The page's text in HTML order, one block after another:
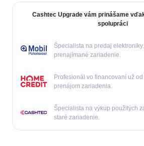
Cashtec Upgrade vám prinášame
spolupráci
Špecialista na predaj
prenajímané zariadenie.
Profesionál vo financovaní už
prenájom zariadenia.
Špecialista na výkup použitých
staré zariadenie.